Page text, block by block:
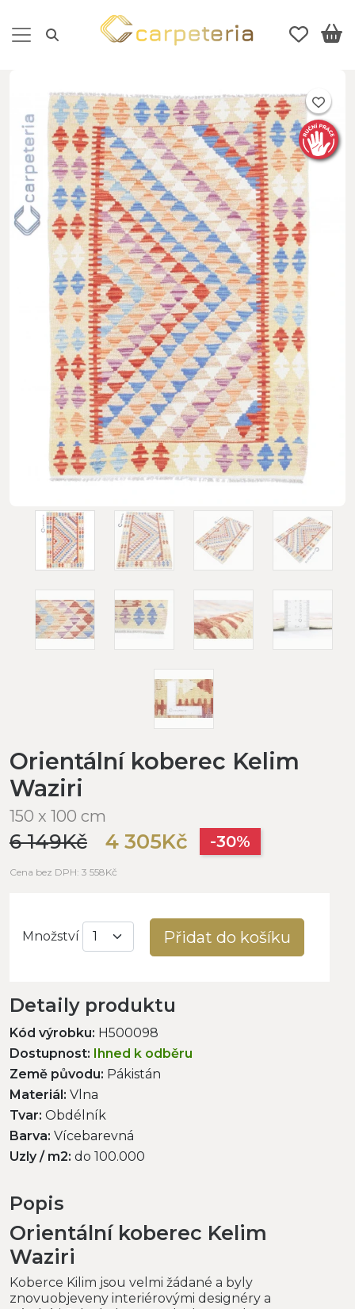
Orientální koberec Kelim
Waziri
150 x 100 cm
6 149Kč 4 305Kč -30%
Cena bez DPH: 3 558Kč
Množství Přidat do košíku
Detaily produktu
Kód výrobku: H500098
Dostupnost: Ihned k odběru
Země původu: Pákistán
Materiál: Vlna
Tvar: Obdélník
Barva: Vícebarevná
Uzly / m2: do 100.000
Popis
Orientální koberec Kelim
Waziri
Koberce Kilim jsou velmi žádané a byly
znovuobjeveny interiérovými designéry a